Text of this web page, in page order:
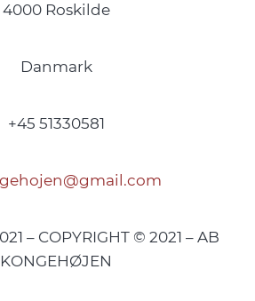
4000 Roskilde
Danmark
+45 51330581
– COPYRIGHT © 2021 – AB
KONGEHØJEN